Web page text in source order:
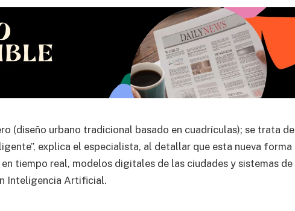
(diseño urbano tradicional basado en cuadrículas); se trata de
explica el especialista, al detallar que esta nueva forma
tiempo real, modelos digitales de las ciudades y sistemas de
Inteligencia Artificial.